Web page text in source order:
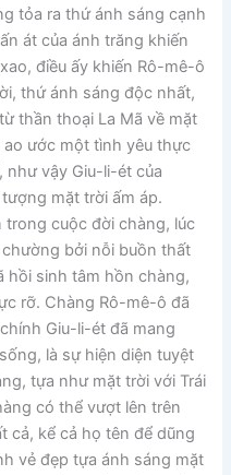
tỏa ra thứ ánh sáng cạnh
át của ánh trăng khiến
điều ấy khiến Rô-mê-ô
thứ ánh sáng độc nhất,
thần thoại La Mã về mặt
ước một tình yêu thực
như vậy Giu-li-ét của
mặt trời ấm áp.
trong cuộc đời chàng, lúc
bởi nỗi buồn thất
hồi sinh tâm hồn chàng,
rỡ. Chàng Rô-mê-ô đã
Giu-li-ét đã mang
là sự hiện diện tuyệt
tựa như mặt trời với Trái
có thể vượt lên trên
cả, kể cả họ tên để dũng
vẻ đẹp tựa ánh sáng mặt